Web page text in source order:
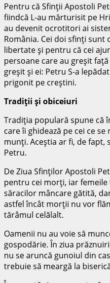
Pentru că Sfinţii Apostoli
fiindcă L-au mărturisit pe
au devenit ocrotitori ai
România. Cei doi sfinţi
libertate şi pentru că cei
persoane care au greşit
greşit şi ei: Petru S-a
prigonit pe creştini.
Tradiţii şi obiceiuri
Tradiţia populară spune că
care îi ghidează pe cei ce
munţi. Aceştia ar fi, de fapt,
Petru.
De Ziua Sfinţilor Apostoli
pentru cei morţi, iar
săracilor mâncare gătită,
astfel încât morţii nu vor
tărâmul celălalt.
Oamenii nu au voie să
gospodărie. În ziua
nu se aruncă gunoiul din
trebuie să meargă la